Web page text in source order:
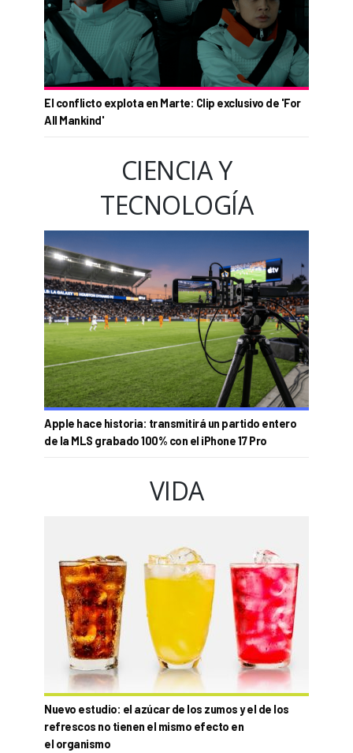
El conflicto explota en Marte: Clip exclusivo de 'For
All Mankind'
CIENCIA Y
TECNOLOGÍA
Apple hace historia: transmitirá un partido entero
de la MLS grabado 100% con el iPhone 17 Pro
VIDA
Nuevo estudio: el azúcar de los zumos y el de los
refrescos no tienen el mismo efecto en
el organismo